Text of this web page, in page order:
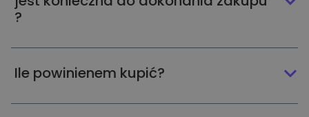
?
Ile powinienem kupić?